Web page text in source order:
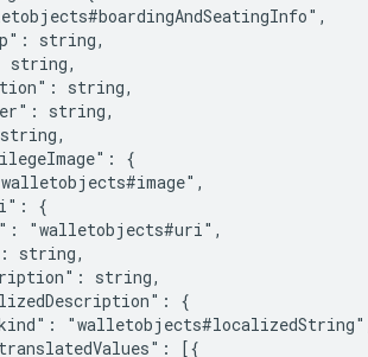
string,
string,
string,
string,
{
{
"walletobjects#uri",
string,
string,
{
[{